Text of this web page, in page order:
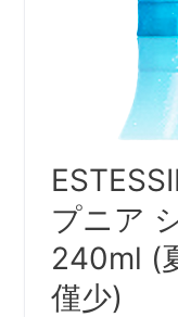
プニア
240ml (
僅少)